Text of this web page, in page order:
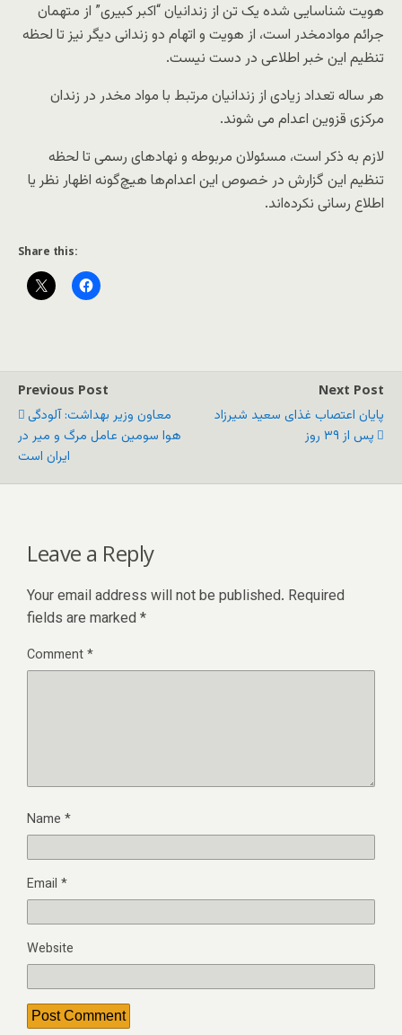
هویت شناسایی شده یک تن از زندانیان “اکبر کبیری” از متهمان
جرائم موادمخدر است، از هویت و اتهام دو زندانی دیگر نیز تا لحظه
تنظیم این خبر اطلاعی در دست نیست.
هر ساله تعداد زیادی از زندانیان مرتبط با مواد مخدر در زندان
مرکزی قزوین اعدام می شوند.
لازم به ذکر است، مسئولان مربوطه و نهادهای رسمی تا لحظه
تنظیم این گزارش در خصوص این اعدام‌ها هیچ‌گونه اظهار نظر یا
اطلاع رسانی نکرده‌اند.
Share this:
Previous Post
معاون وزیر بهداشت: آلودگی
هوا سومین عامل مرگ و میر در
ایران است
Next Post
پایان اعتصاب غذای سعید شیرزاد
پس از ۳۹ روز
Leave a Reply
Your email address will not be published. Required
fields are marked *
Comment*
Name *
Email *
Website